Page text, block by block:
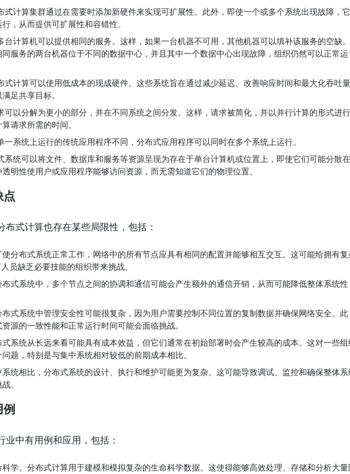
式计算集群通过在需要时添加新硬件来实现可扩展性。此外，即使一个或多个系统出现故障，
，从而提供可扩展性和容错性。
台计算机可以提供相同的服务。这样，如果一台机器不可用，其他机器可以填补该服务的空缺
服务的两台机器位于不同的数据中心，并且其中一个数据中心出现故障，组织仍然可以正常运
式计算可以使用低成本的现成硬件。这些系统旨在通过减少延迟、改善响应时间和最大化吞吐
足共享目标。
可以分解为更小的部分，并在不同系统之间分发。这样，请求被简化，并以并行计算的形式进
请求所需的时间。
一系统上运行的传统应用程序不同，分布式应用程序可以同时在多个系统上运行。
系统可以将文件、数据库和服务等资源呈现为存在于单台计算机或位置上，即使它们可能分散
明性使用户或应用程序能够访问资源，而无需知道它们的物理位置。
点
布式计算也存在某些局限性，包括：
分布式系统正常工作，网络中的所有节点应具有相同的配置并能够相互交互。这可能给拥有复
员缺乏必要技能的组织带来挑战。
式系统中，多个节点之间的协调和通信可能会产生额外的通信开销，从而可能降低整体系统性
式系统中管理安全性可能很复杂，因为用户需要控制不同位置的复制数据并确保网络安全。此
源的一致性能和正常运行时间可能会面临挑战。
系统从长远来看可能具有成本效益，但它们通常在初始部署时会产生较高的成本。这对一些组
题，特别是与集中系统相对较低的前期成本相比。
统相比，分布式系统的设计、执行和维护可能更为复杂。这可能导致调试、监控和确保整体系
。
业中有用例和应用，包括：
学。分布式计算用于建模和模拟复杂的生命科学数据。这使得能够高效处理、存储和分析大量